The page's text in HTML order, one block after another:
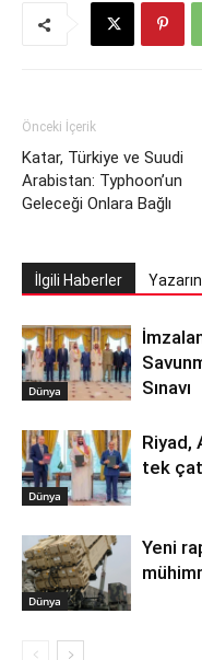
Önceki İçerik
Katar, Türkiye ve Suudi
Arabistan: Typhoon’un
Geleceği Onlara Bağlı
İlgili Haberler
Dünya
Sınavı
Dünya
Riyad,
tek
Dünya
Yeni